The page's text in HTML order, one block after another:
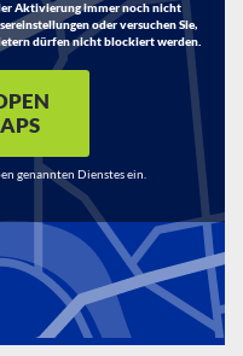
Aktivierung immer noch nicht
oder versuchen Sie,
dürfen nicht blockiert werden.
genannten Dienstes ein.